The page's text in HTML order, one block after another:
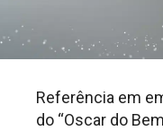
Referência em
do “Oscar do